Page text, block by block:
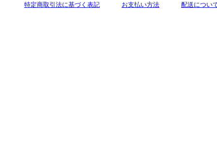
特定商取引法に基づく表記 お支払い方法 配送につい